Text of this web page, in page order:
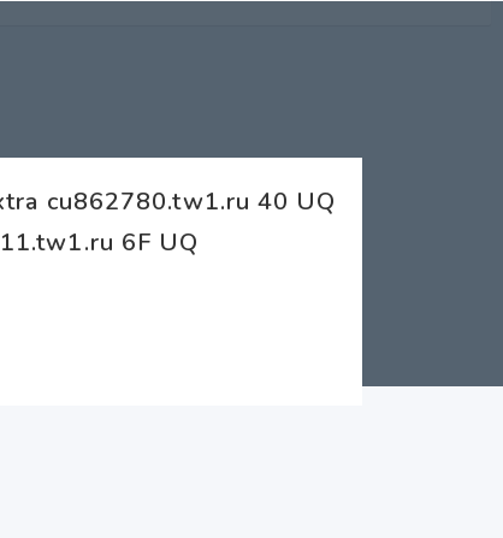
cu862780.tw1.ru 40 UQ
6F UQ